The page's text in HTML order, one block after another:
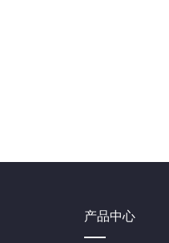
产品中心